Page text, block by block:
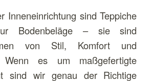
Inneneinrichtung sind Teppiche
Bodenbeläge – sie sind
von Stil, Komfort und
Wenn es um maßgefertigte
sind wir genau der Richtige